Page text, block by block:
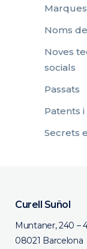
Noms
Noves
socials
Passats
Patents
Secrets
Curell Suñol
Muntaner, 240 –
08021 Barcelona